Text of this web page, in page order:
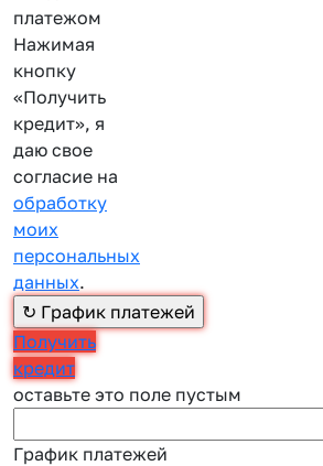
платежом
Нажимая
кнопку
«Получить
кредит», я
даю свое
согласие на
обработку
моих
персональных
данных.
Получить
кредит
оставьте это поле пустым
График платежей